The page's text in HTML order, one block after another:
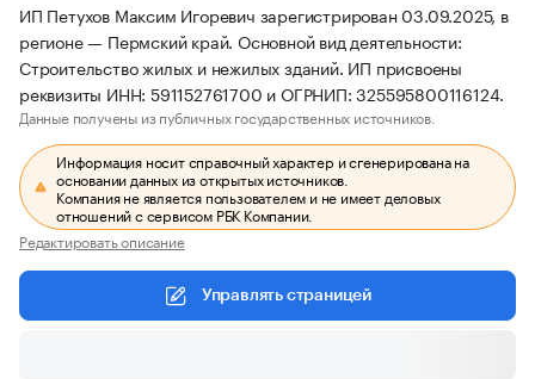
ИП Петухов Максим Игоревич зарегистрирован 03.09.2025, в
регионе — Пермский край. Основной вид деятельности:
Строительство жилых и нежилых зданий. ИП присвоены
реквизиты ИНН: 591152761700 и ОГРНИП: 325595800116124.
Данные получены из публичных государственных источников.
Информация носит справочный характер и сгенерирована на
основании данных из открытых источников.
Компания не является пользователем и не имеет деловых
отношений с сервисом РБК Компании.
Редактировать описание
Управлять страницей